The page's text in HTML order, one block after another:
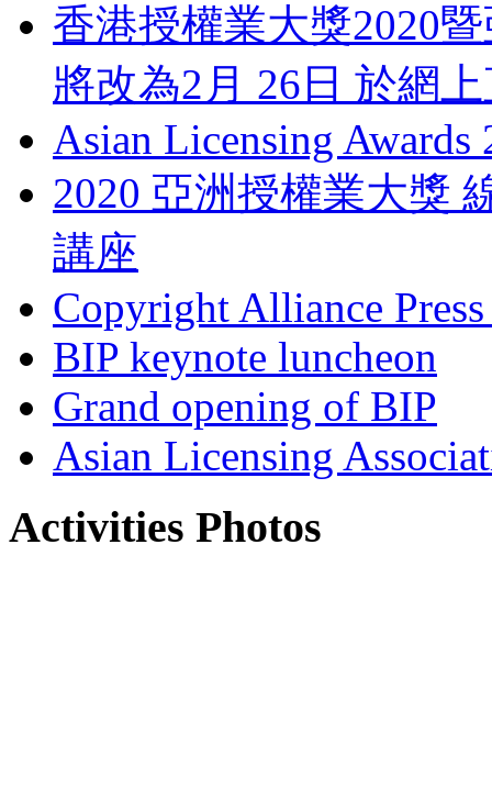
香港授權業大獎2020
將改為2月 26日 於網
Asian Licensing Awards
2020 亞洲授權業大獎
講座
Copyright Alliance
BIP keynote luncheon
Grand opening of BIP
Asian Licensing
Activities Photos